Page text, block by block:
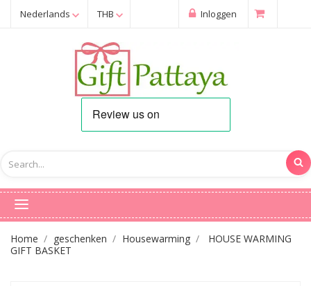
Nederlands THB Inloggen
Home geschenken Housewarming
HOUSE WARMING
GIFT BASKET